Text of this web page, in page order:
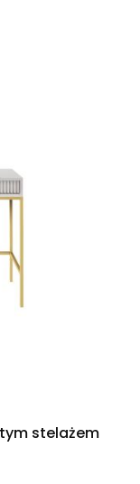
stelażem